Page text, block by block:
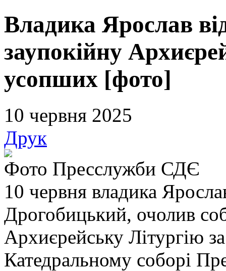
Владика Ярослав
заупокійну
усопших [фото]
10 червня 2025
Друк
Фото Пресслужби СДЄ
10 червня владика
Дрогобицький, очолив
Архиєрейську Літургію
Катедральному соборі